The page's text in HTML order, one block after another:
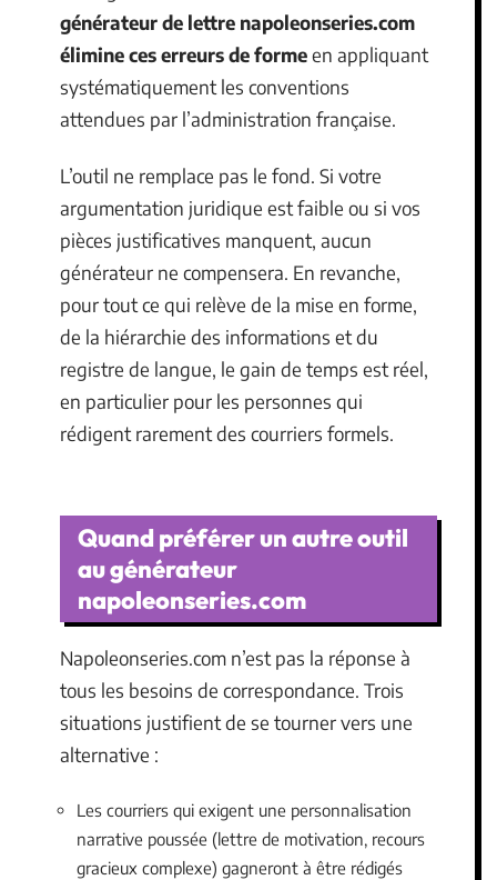
générateur de lettre napoleonseries.com
élimine ces erreurs de formeen appliquant
systématiquement les conventions
attendues par l’administration française.
L’outil ne remplace pas le fond. Si votre
argumentation juridique est faible ou si vos
pièces justificatives manquent, aucun
générateur ne compensera. En revanche,
pour tout ce qui relève de la mise en forme,
de la hiérarchie des informations et du
registre de langue, le gain de temps est réel,
en particulier pour les personnes qui
rédigent rarement des courriers formels.
Quand préférer un autre outil
au générateur
napoleonseries.com
Napoleonseries.com n’est pas la réponse à
tous les besoins de correspondance. Trois
situations justifient de se tourner vers une
alternative :
Les courriers qui exigent une personnalisation
narrative poussée (lettre de motivation, recours
gracieux complexe) gagneront à être rédigés